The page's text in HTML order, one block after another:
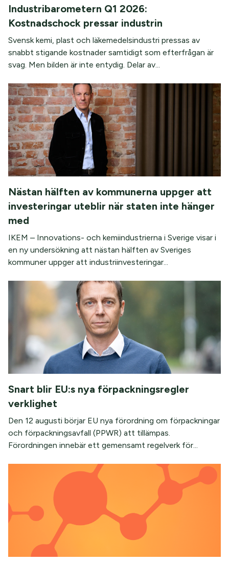
Industribarometern Q1 2026:
Kostnadschock pressar industrin
Svensk kemi, plast och läkemedelsindustri pressas av
snabbt stigande kostnader samtidigt som efterfrågan är
svag. Men bilden är inte entydig. Delar av...
Nästan hälften av kommunerna uppger att
investeringar uteblir när staten inte hänger
med
IKEM – Innovations- och kemiindustrierna i Sverige visar i
en ny undersökning att nästan hälften av Sveriges
kommuner uppger att industriinvesteringar...
Snart blir EU:s nya förpackningsregler
verklighet
Den 12 augusti börjar EU nya förordning om förpackningar
och förpackningsavfall (PPWR) att tillämpas.
Förordningen innebär ett gemensamt regelverk för...